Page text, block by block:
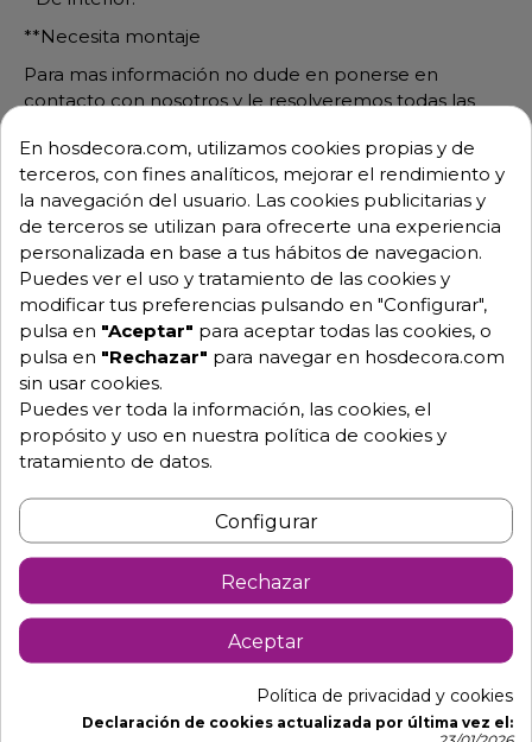
**Necesita montaje
Para mas información no dude en ponerse en
contacto con nosotros y le resolveremos todas las
En hosdecora.com, utilizamos cookies propias y de
terceros, con fines analíticos, mejorar el rendimiento y
la navegación del usuario. Las cookies publicitarias y
de terceros se utilizan para ofrecerte una experiencia
personalizada en base a tus hábitos de navegacion.
Puedes ver el uso y tratamiento de las cookies y
modificar tus preferencias pulsando en "Configurar",
pulsa en "Aceptar" para aceptar todas las cookies, o
pulsa en "Rechazar" para navegar en hosdecora.com
sin usar cookies.
Puedes ver toda la información, las cookies, el
propósito y uso en nuestra política de cookies y
tratamiento de datos.
Configurar
Rechazar
Aceptar
Política de privacidad y cookies
Declaración de cookies actualizada por última vez el: